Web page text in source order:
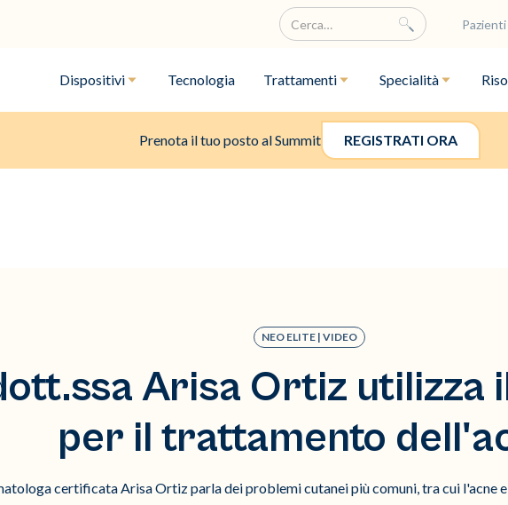
Pazienti
Dispositivi Tecnologia Trattamenti Specialità
Prenota il tuo posto al Summit REGISTRATI ORA
NEO ELITE | VIDEO
Arisa Ortiz utilizza
per il trattamento
certificata Arisa Ortiz parla dei problemi cutanei più comuni, tra cui l'acne